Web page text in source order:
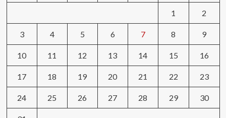
1
2
3 4 5 6 7 8 9
10 11 12 13 14 15 16
17 18 19 20 21 22 23
24 25 26 27 28 29 30